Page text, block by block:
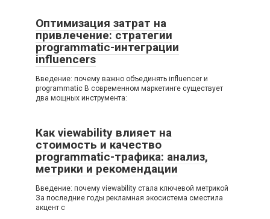
Оптимизация затрат на
привлечение: стратегии
programmatic-интеграции
influencers
Введение: почему важно объединять influencer и
programmatic В современном маркетинге существует
два мощных инструмента:
Как viewability влияет на
стоимость и качество
programmatic-трафика: анализ,
метрики и рекомендации
Введение: почему viewability стала ключевой метрикой
За последние годы рекламная экосистема сместила
акцент с